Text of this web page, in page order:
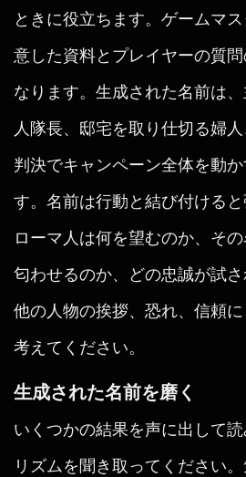
ときに役立ちます。ゲームマ
意した資料とプレイヤーの質
なります。生成された名前は
人隊長、邸宅を取り仕切る婦人
判決でキャンペーン全体を動
す。名前は行動と結び付ける
ローマ人は何を望むのか、そ
匂わせるのか、どの忠誠が試
他の人物の挨拶、恐れ、信頼
考えてください。
生成された名前を磨く
いくつかの結果を声に出して
リズムを聞き取ってください